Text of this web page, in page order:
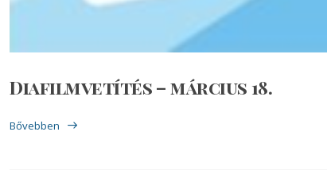
Diafilmvetítés – március 18.
Bővebben